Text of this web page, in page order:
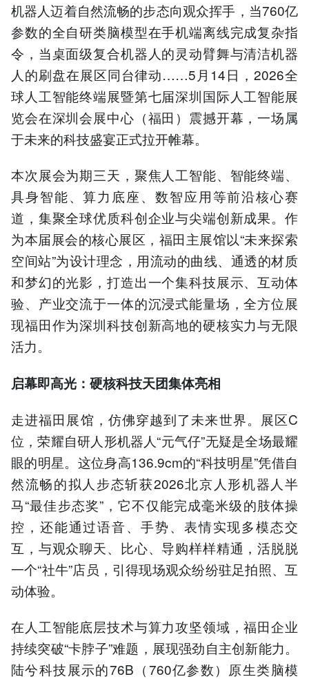
机器人迈着自然流畅的步态向观众挥手，当760亿
参数的全自研类脑模型在手机端离线完成复杂指
令，当桌面级复合机器人的灵动臂舞与清洁机器
人的刷盘在展区同台律动……5月14日，2026全
球人工智能终端展暨第七届深圳国际人工智能展
览会在深圳会展中心（福田）震撼开幕，一场属
于未来的科技盛宴正式拉开帷幕。
本次展会为期三天，聚焦人工智能、智能终端、
具身智能、算力底座、数智应用等前沿核心赛
道，集聚全球优质科创企业与尖端创新成果。作
为本届展会的核心展区，福田主展馆以“未来探索
空间站”为设计理念，用流动的曲线、通透的材质
和梦幻的光影，打造出一个集科技展示、互动体
验、产业交流于一体的沉浸式能量场，全方位展
现福田作为深圳科技创新高地的硬核实力与无限
活力。
启幕即高光：硬核科技天团集体亮相
走进福田展馆，仿佛穿越到了未来世界。展区C
位，荣耀自研人形机器人“元气仔”无疑是全场最耀
眼的明星。这位身高136.9cm的“科技明星”凭借自
然流畅的拟人步态斩获2026北京人形机器人半
马“最佳步态奖”，它不仅能完成毫米级的肢体操
控，还能通过语音、手势、表情实现多模态交
互，与观众聊天、比心、导购样样精通，活脱脱
一个“社牛”店员，引得现场观众纷纷驻足拍照、互
动体验。
在人工智能底层技术与算力攻坚领域，福田企业
持续突破“卡脖子”难题，展现强劲自主创新能力。
陆兮科技展示的76B（760亿参数）原生类脑模